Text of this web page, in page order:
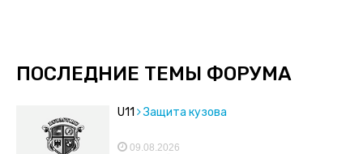
ПОСЛЕДНИЕ ТЕМЫ ФОРУМА
U11 Защита кузова
09.08.2026